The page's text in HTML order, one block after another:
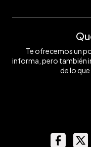
Te ofrecemos un
informa, pero también
de lo